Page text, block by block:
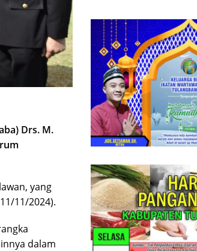
Drs. M.
yang
11/2024).
dalam